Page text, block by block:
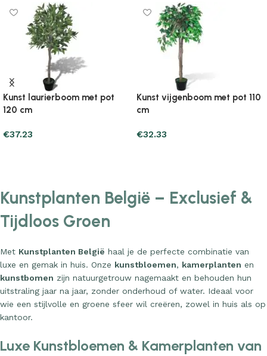
Kunst laurierboom met pot
120 cm
€37.23
Kunst vijgenboom met pot 110
cm
€32.33
Kunstplanten België – Exclusief &
Tijdloos Groen
Met Kunstplanten België haal je de perfecte combinatie van
luxe en gemak in huis. Onze kunstbloemen, kamerplanten en
kunstbomen zijn natuurgetrouw nagemaakt en behouden hun
uitstraling jaar na jaar, zonder onderhoud of water. Ideaal voor
wie een stijlvolle en groene sfeer wil creëren, zowel in huis als op
kantoor.
Luxe Kunstbloemen & Kamerplanten van